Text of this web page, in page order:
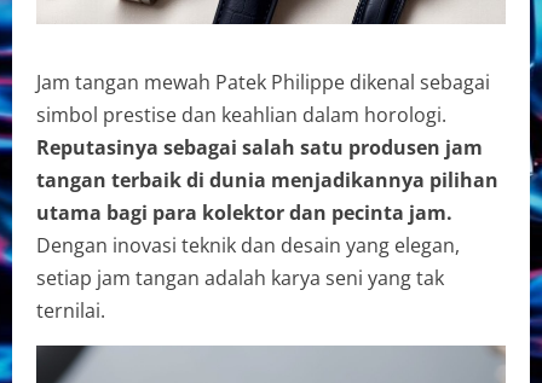
Jam tangan mewah Patek Philippe dikenal sebagai
simbol prestise dan keahlian dalam horologi.
Reputasinya sebagai salah satu produsen jam
tangan terbaik di dunia menjadikannya pilihan
utama bagi para kolektor dan pecinta jam.
Dengan inovasi teknik dan desain yang elegan,
setiap jam tangan adalah karya seni yang tak
ternilai.